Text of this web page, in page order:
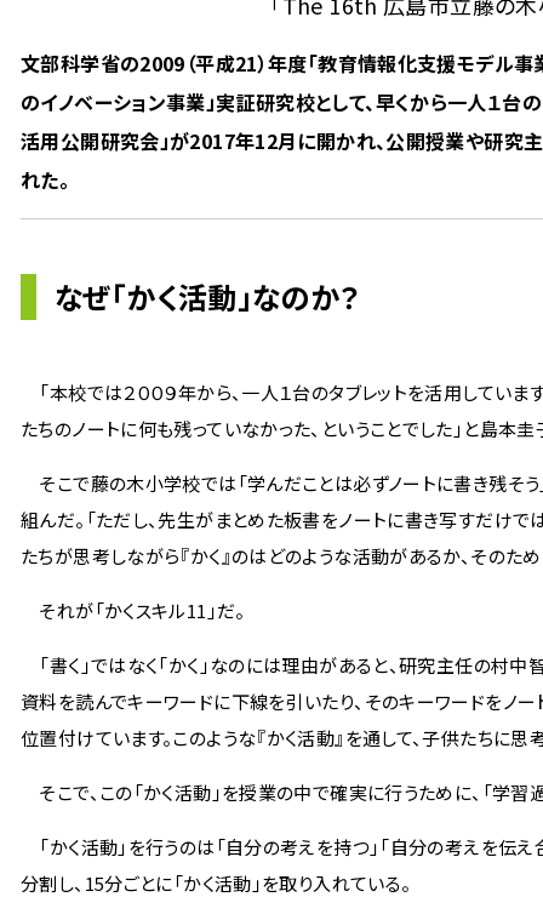
文部科学省の2009（平成21）年度「教育情報化支援モデル事
のイノベーション事業」実証研究校として、早くから一人１
活用公開研究会」が2017年12月に開かれ、公開授業や研究
れた。
なぜ「かく活動」なのか？
「本校では２００９年から、一人１台のタブレットを活用してい
たちのノートに何も残っていなかった、ということでした」と島本
そこで藤の木小学校では「学んだことは必ずノートに書き残そ
組んだ。「ただし、先生がまとめた板書をノートに書き写すだけで
たちが思考しながら『かく』のはどのような活動があるか、その
それが「かくスキル11」だ。
「書く」ではなく「かく」なのには理由があると、研究主任の村
資料を読んでキーワードに下線を引いたり、そのキーワードをノ
位置付けています。このような『かく活動』を通して、子供たちに思
そこで、この「かく活動」を授業の中で確実に行うために、「学習
「かく活動」を行うのは「自分の考えを持つ」「自分の考えを伝
分割し、15分ごとに「かく活動」を取り入れている。